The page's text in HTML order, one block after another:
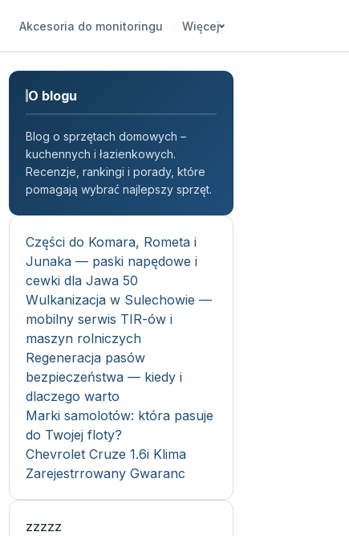
Akcesoria do monitoringu Więcej
O blogu
Blog o sprzętach domowych –
kuchennych i łazienkowych.
Recenzje, rankingi i porady, które
pomagają wybrać najlepszy sprzęt.
Części do Komara, Rometa i
Junaka — paski napędowe i
cewki dla Jawa 50
Wulkanizacja w Sulechowie —
mobilny serwis TIR-ów i
maszyn rolniczych
Regeneracja pasów
bezpieczeństwa — kiedy i
dlaczego warto
Marki samolotów: która pasuje
do Twojej floty?
Chevrolet Cruze 1.6i Klima
Zarejestrrowany Gwaranc
zzzzz